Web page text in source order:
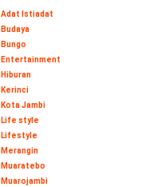
Adat Istiadat
Budaya
Bungo
Entertainment
Hiburan
Kerinci
Kota Jambi
Life style
Lifestyle
Merangin
Muaratebo
Muarojambi